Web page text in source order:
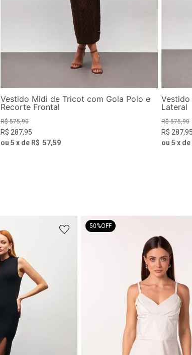
Vestido Midi de Tricot com Gola Polo e
Recorte Frontal
R$ 575,90
R$ 287,95
ou 5 x de R$ 57,59
Vestido
Lateral
R$ 575,90
R$ 287,95
ou 5 x de
50%OFF